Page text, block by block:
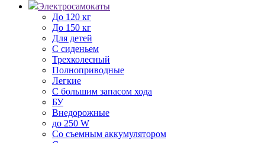
Электросамокаты
До 120 кг
До 150 кг
Для детей
С сиденьем
Трехколесный
Полноприводные
Легкие
С большим запасом хода
БУ
Внедорожные
до 250 W
Со съемным аккумулятором